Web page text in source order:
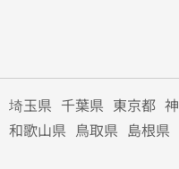
埼玉県 千葉県 東京都
和歌山県 鳥取県 島根県